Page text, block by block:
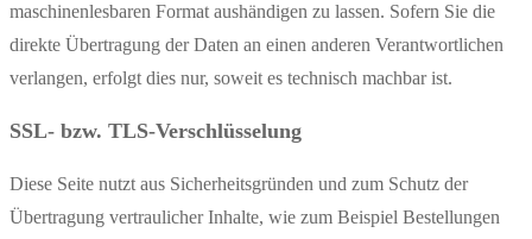
maschinenlesbaren Format aushändigen zu lassen. Sofern Sie die
direkte Übertragung der Daten an einen anderen Verantwortlichen
verlangen, erfolgt dies nur, soweit es technisch machbar ist.
SSL- bzw. TLS-Verschlüsselung
Diese Seite nutzt aus Sicherheitsgründen und zum Schutz der
Übertragung vertraulicher Inhalte, wie zum Beispiel Bestellungen